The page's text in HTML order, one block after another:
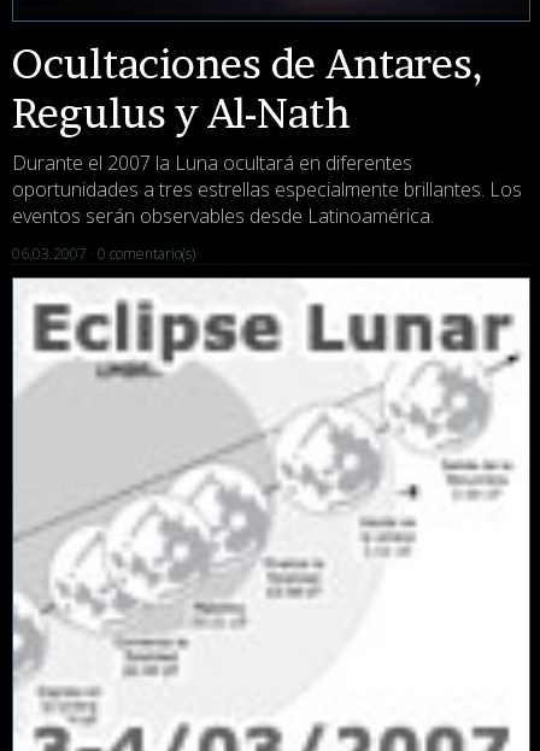
Ocultaciones de Antares,
Regulus y Al-Nath
Durante el 2007 la Luna ocultará en diferentes
oportunidades a tres estrellas especialmente brillantes. Los
eventos serán observables desde Latinoamérica.
06.03.2007 · 0 comentario(s)